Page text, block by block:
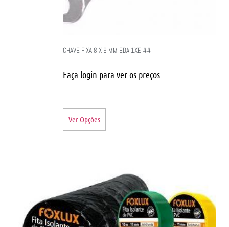
CHAVE FIXA 8 X 9 MM EDA 1XE ##
Faça login para ver os preços
Ver Opções